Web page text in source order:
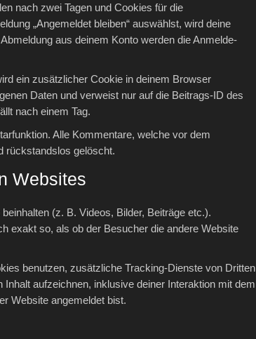
nach zwei Tagen und Cookies für die
„Angemeldet bleiben“ auswählst, wird deine
aus deinem Konto werden die Anmelde-
ein zusätzlicher Cookie in deinem Browser
Daten und verweist nur auf die Beitrags-ID des
nach einem Tag.
Alle Kommentare, welche vor dem
rückstandslos gelöscht.
Websites
(z. B. Videos, Bilder, Beiträge etc.).
exakt so, als ob der Besucher die andere Website
benutzen, zusätzliche Tracking-Dienste von Dritten
aufzeichnen, inklusive deiner Interaktion mit dem
Website angemeldet bist.